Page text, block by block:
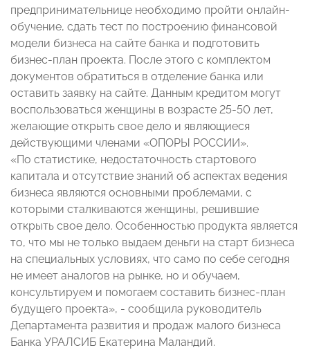
предпринимательнице необходимо пройти онлайн-
обучение, сдать тест по построению финансовой
модели бизнеса на сайте банка и подготовить
бизнес-план проекта. После этого с комплектом
документов обратиться в отделение банка или
оставить заявку на сайте. Данным кредитом могут
воспользоваться женщины в возрасте 25-50 лет,
желающие открыть свое дело и являющиеся
действующими членами «ОПОРЫ РОССИИ».
«По статистике, недостаточность стартового
капитала и отсутствие знаний об аспектах ведения
бизнеса являются основными проблемами, с
которыми сталкиваются женщины, решившие
открыть свое дело. Особенностью продукта является
то, что мы не только выдаем деньги на старт бизнеса
на специальных условиях, что само по себе сегодня
не имеет аналогов на рынке, но и обучаем,
консультируем и помогаем составить бизнес-план
будущего проекта», - сообщила руководитель
Департамента развития и продаж малого бизнеса
Банка УРАЛСИБ Екатерина Маландий.